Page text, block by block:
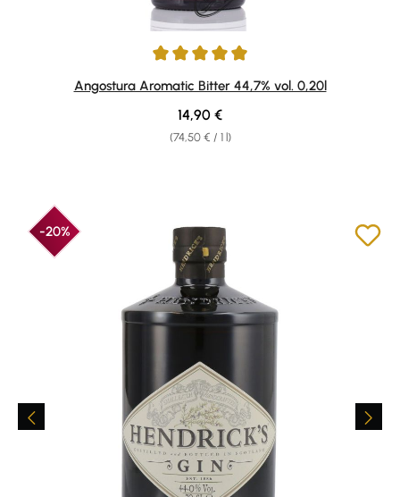
Angostura Aromatic Bitter 44,7% vol. 0,20l
(74,50 € / 1 l)
Regular price:
14,90 €
-20%